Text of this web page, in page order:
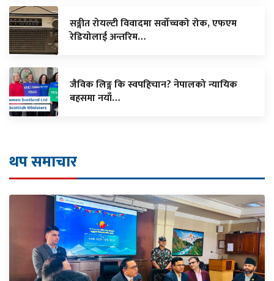
सङ्गीत रोयल्टी विवादमा सर्वोच्चको रोक, एफएम
रेडियोलाई अन्तरिम…
जैविक लिङ्ग कि स्वपहिचान? नेपालको न्यायिक
बहसमा नयाँ…
थप समाचार